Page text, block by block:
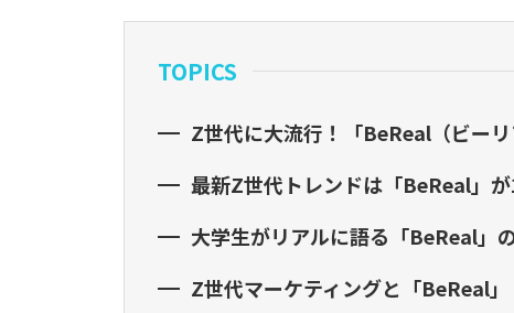
TOPICS
Z世代に大流行！「BeReal（ビー
最新Z世代トレンドは「BeReal」
大学生がリアルに語る「BeReal」
Z世代マーケティングと「BeReal」